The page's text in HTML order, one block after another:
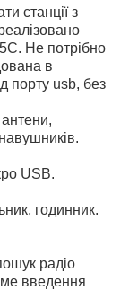
станції з
Не потрібно
в
порту usb, без
USB.
годинник.
радіо
введення